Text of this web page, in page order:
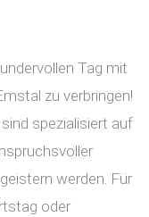
Tag mit
zu verbringen!
spezialisiert auf
werden. Für
oder